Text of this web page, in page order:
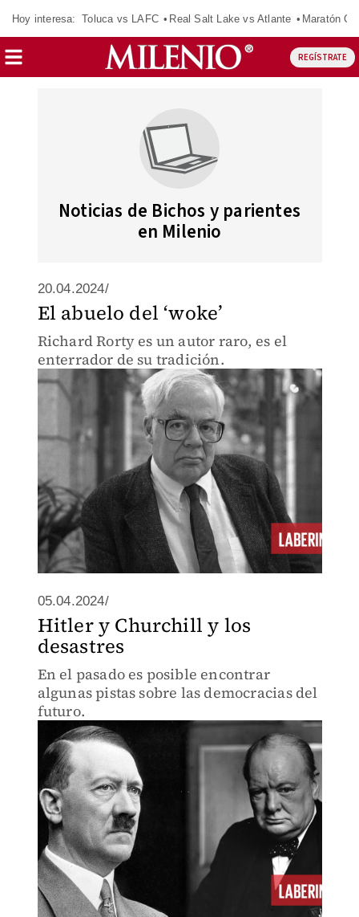
Hoy interesa: Toluca vs LAFC Real Salt Lake vs Atlante Maratón
REGÍSTRATE
Noticias de Bichos y parientes
en Milenio
20.04.2024/
El abuelo del ‘woke’
Richard Rorty es un autor raro, es el
enterrador de su tradición.
05.04.2024/
Hitler y Churchill y los
desastres
En el pasado es posible encontrar
algunas pistas sobre las democracias del
futuro.